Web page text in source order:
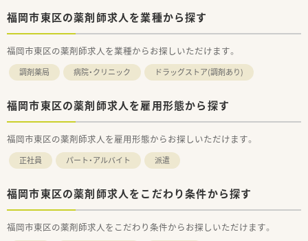
福岡市東区の薬剤師求人を業種から探す
福岡市東区の薬剤師求人を業種からお探しいただけます。
調剤薬局 病院・クリニック ドラッグストア(調剤あり)
福岡市東区の薬剤師求人を雇用形態から探す
福岡市東区の薬剤師求人を雇用形態からお探しいただけます。
正社員 パート・アルバイト 派遣
福岡市東区の薬剤師求人をこだわり条件から探す
福岡市東区の薬剤師求人をこだわり条件からお探しいただけます。